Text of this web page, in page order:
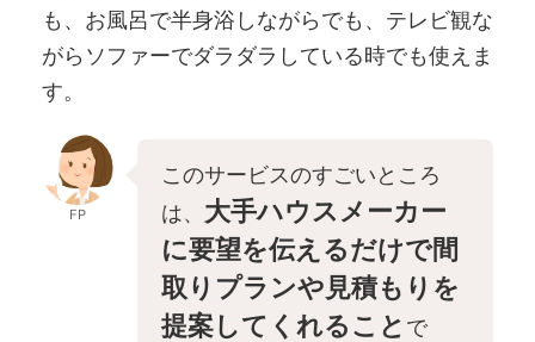
も、お風呂で半身浴しながらでも、テレビ観な
がらソファーでダラダラしている時でも使えま
す。
FP
このサービスのすごいところ
は、 大手ハウスメーカー
に要望を伝えるだけで間
取りプランや見積もりを
提案してくれること で